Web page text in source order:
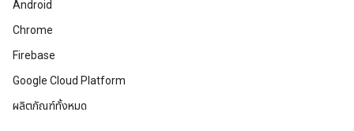
Android
Chrome
Firebase
Google Cloud Platform
ผลิตภัณฑ์ทั้งหมด